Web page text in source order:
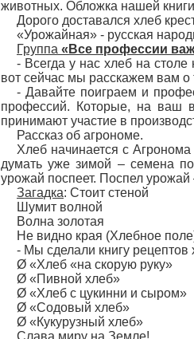
животных. Обложка нашей
Дорого доставался хлеб
«Урожайная» - русская
Группа «Все профессии
- Всегда у нас хлеб на
вот сейчас мы расскажем вам о
- Давайте поиграем и
профессий. Которые, на ваш
принимают участие в
Рассказ об агрономе.
Хлеб начинается с
думать уже зимой – семена
урожай поспеет. Поспел
Загадка: Стоит стеной
Шумит волной
Волна золотая
Не видно края (Хлебное
- Мы сделали книгу рецептов
Ø «Хлеб «на скорую руку»
Ø «Пивной хлеб»
Ø «Хлеб с цукинни и сыром»
Ø «Содовый хлеб»
Ø «Кукурузный хлеб»